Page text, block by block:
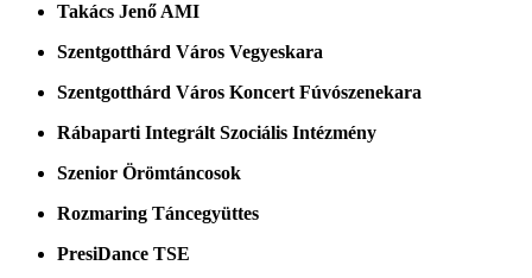
Takács Jenő AMI
Szentgotthárd Város Vegyeskara
Szentgotthárd Város Koncert Fúvószenekara
Rábaparti Integrált Szociális Intézmény
Szenior Örömtáncosok
Rozmaring Táncegyüttes
PresiDance TSE